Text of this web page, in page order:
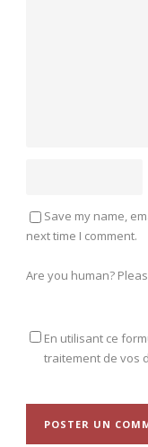
Save my name,
next time I comment.
Are you human?
En utilisant ce
traitement de vos